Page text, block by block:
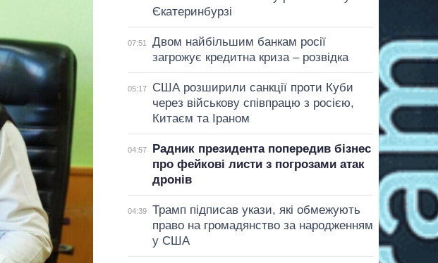
Єкатеринбурзі
07:51
Двом найбільшим банкам росії
загрожує кредитна криза – розвідка
05:17
США розширили санкції проти Куби
через військову співпрацю з росією,
Китаєм та Іраном
04:57
Радник президента попередив бізнес
про фейкові листи з погрозами атак
дронів
04:39
Трамп підписав укази, які обмежують
право на громадянство за народженням
у США